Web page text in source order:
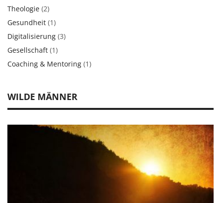
WILDE MÄNNER
Theologie (2)
Gesundheit (1)
Digitalisierung (3)
Gesellschaft (1)
Coaching & Mentoring (1)